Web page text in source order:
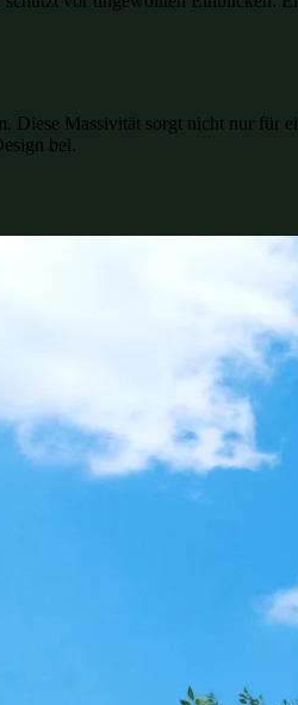
Diese Massivität sorgt nicht nur für
bei.